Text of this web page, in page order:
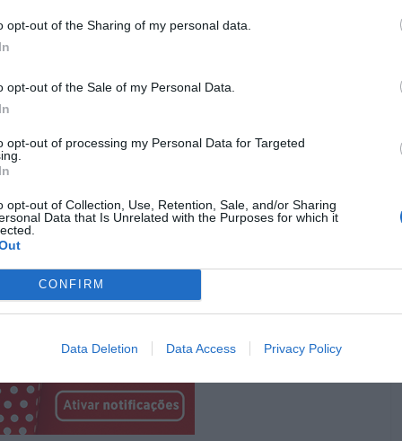
opt-out of the Sharing of my personal data.
opt-out of the Sale of my Personal Data.
opt-out of processing my Personal Data for Targeted
opt-out of Collection, Use, Retention, Sale, and/or Sharing
Data that Is Unrelated with the Purposes for which it
CONFIRM
Data Deletion Data Access Privacy Policy
fantástica de Emma D’Arcy e os momentos que
as ações do seu meio-irmão que estão a levantar
guardas, Aemond dirige-se à sala principal, onde
dois familiares. Contrariamente a Daemon, o
diplomacia e assassina Ser Simon a sangue-frio, o
os restantes sobreviventes.
Pub